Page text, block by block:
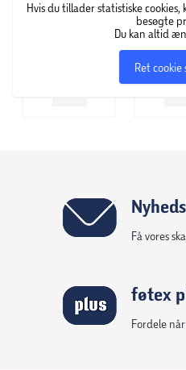
Hvis du tillader statistiske
besøgte
Du kan altid
Ret cookie
Få vores
føtex
Fordele